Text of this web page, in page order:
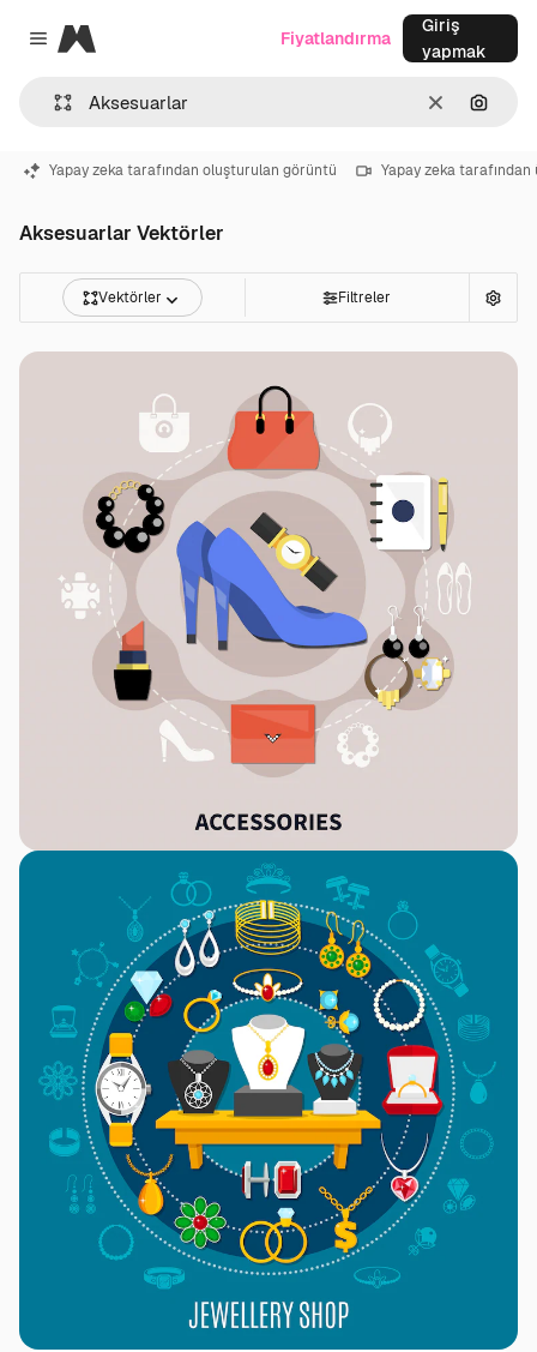
Close menu
Magnific
Temizlemek
Fiyatlandırma
Giriş
yapmak
Yapay zeka tarafından oluşturulan görüntü Yapay zeka
Aksesuarlar Vektörler
Vektörler Filtreler